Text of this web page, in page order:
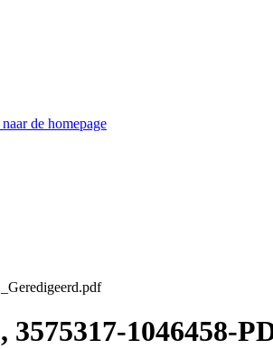
naar de homepage
3575317-1046458-